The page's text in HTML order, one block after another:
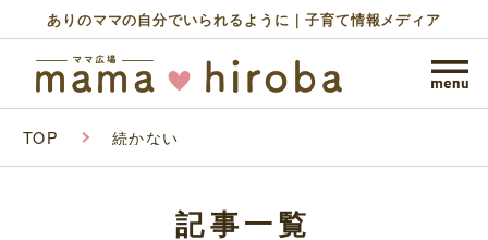
ありのママの自分でいられるように｜子育て情報メディア
TOP 続かない
記事一覧